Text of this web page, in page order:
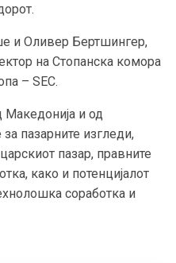
и Оливер Бертшингер,
на Стопанска комора
– SEC.
Македонија и од
пазарните изгледи,
пазар, правните
како и потенцијалот
соработка и